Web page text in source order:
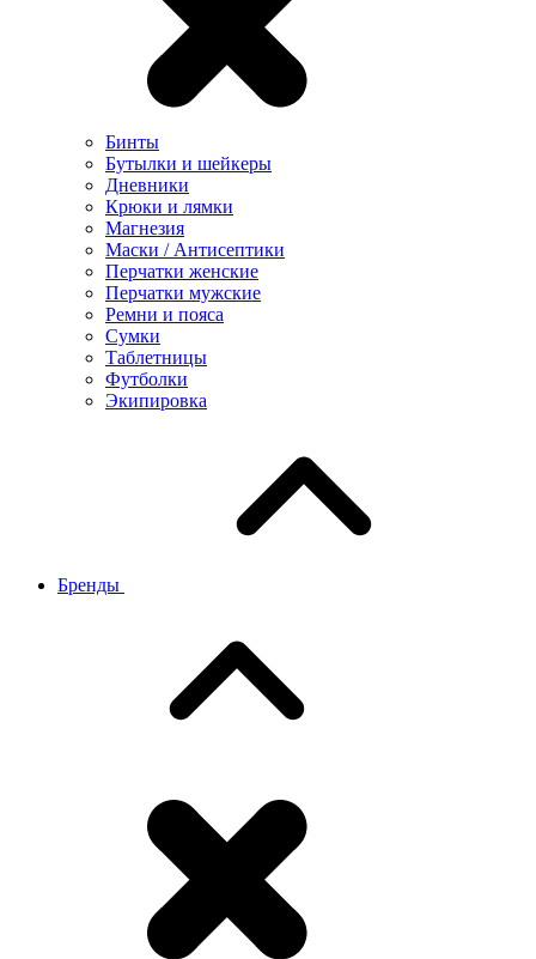
Бинты
Бутылки и шейкеры
Дневники
Крюки и лямки
Магнезия
Маски / Антисептики
Перчатки женские
Перчатки мужские
Ремни и пояса
Сумки
Таблетницы
Футболки
Экипировка
Бренды